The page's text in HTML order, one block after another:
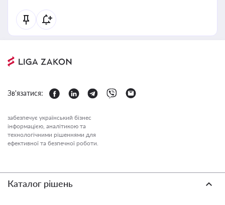
Зв'язатися:
забезпечує український бізнес
інформацією, аналітикою та
технологічними рішеннями для
ефективної та безпечної роботи.
Каталог рішень